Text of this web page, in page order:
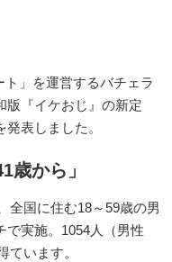
」を運営するバチェラ
版『イケおじ』の新定
表しました。
から」
全国に住む18～59歳の男
で実施。1054人（男性
ています。